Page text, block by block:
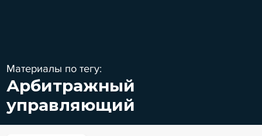
Материалы по тегу:
Арбитражный
управляющий